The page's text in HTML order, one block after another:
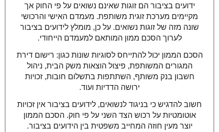
ידועים בציבור הם זוגות שאינם נשואים על פי החוק אך
מקיימים מערכת זוגית משותפת. מעמדם האישי והרכושי
שונה מזה של זוגות נשואים. על כן, מומלץ לידועים בציבור
לערוך הסכם ממון המותאם למעמדם הייחודי.
הסכם הממון יכול להתייחס לסוגיות שונות כגון: רישום דירת
המגורים המשותפת, פיצול הוצאות משק הבית, ניהול
חשבון בנק משותף, השתתפות בתשלום חובות, זכויות
ירושה הדדיות ועוד.
חשוב להדגיש כי בניגוד לנשואים, לידועים בציבור אין זכויות
אוטומטיות על רכוש הצד השני על פי חוק. הסכם הממון
יוצר מעין חוזה המחייב משפטית בין הידועים בציבור.